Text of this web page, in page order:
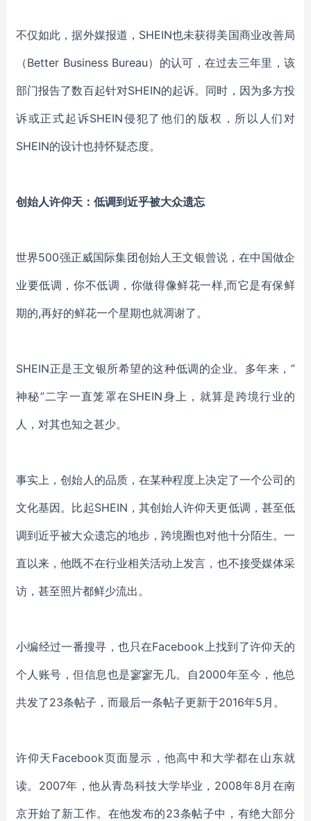
不仅如此，据外媒报道， SHEIN也未获得美国商业改善局
（Better Business Bureau）的认可，在过去三年里，该
部门报告了数百起针对SHEIN的起诉。同时，因为多方投
诉或正式起诉SHEIN侵犯了他们的版权，所以人们对
SHEIN的设计也持怀疑态度。
创始人许仰天：低调到近乎被大众遗忘
世界500强正威国际集团创始人王文银曾说，在中国做企
业要低调，你不低调，你做得像鲜花一样,而它是有保鲜
期的,再好的鲜花一个星期也就凋谢了。
SHEIN正是王文银所希望的这种低调的企业。多年来，”
神秘”二字一直笼罩在SHEIN身上，就算是跨境行业的
人，对其也知之甚少。
事实上，创始人的品质，在某种程度上决定了一个公司的
文化基因。比起SHEIN，其创始人许仰天更低调，甚至低
调到近乎被大众遗忘的地步，跨境圈也对他十分陌生。一
直以来，他既不在行业相关活动上发言，也不接受媒体采
访，甚至照片都鲜少流出。
小编经过一番搜寻，也只在Facebook上找到了许仰天的
个人账号，但信息也是寥寥无几。自2000年至今，他总
共发了23条帖子，而最后一条帖子更新于2016年5月。
许仰天 Facebook页面显示，他高中和大学都在山东就
读。2007年，他从青岛科技大学毕业，2008年8月在南
京开始了新工作。在他发布的23条帖子中，有绝大部分